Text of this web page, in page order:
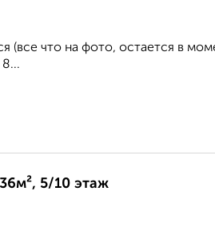
(все что на фото, остается в
5/10 этаж